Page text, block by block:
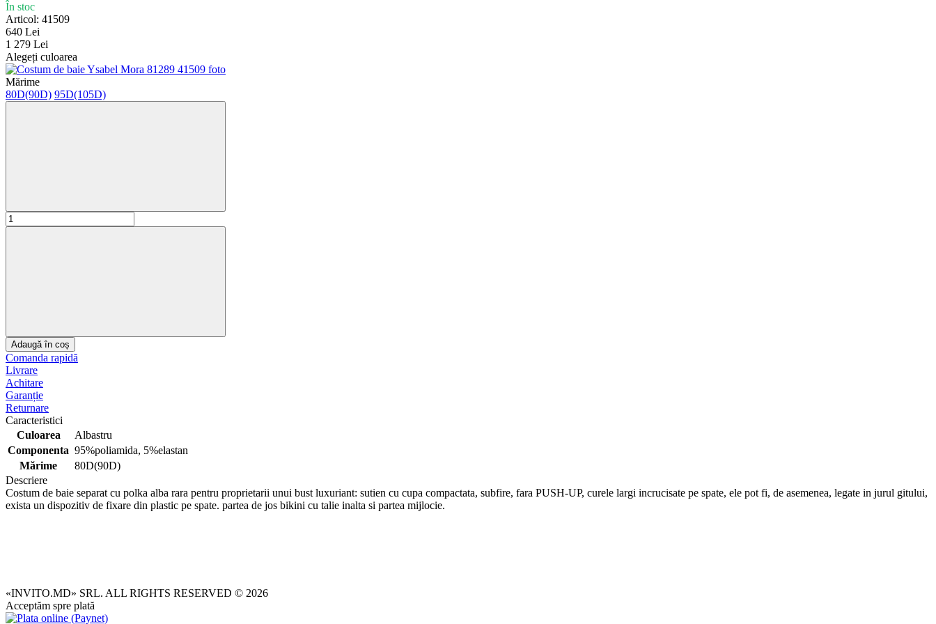
În stoc
Articol: 41509
640 Lei
1 279 Lei
Alegeți culoarea
Mărime
80D(90D) 95D(105D)
Adaugă în coș
Comanda rapidă
Livrare
Achitare
Garanție
Returnare
Caracteristici
Culoarea
Albastru
Componenta 95%poliamida, 5%elastan
Mărime
80D(90D)
Descriere
Costum de baie separat cu polka alba rara pentru proprietarii unui bust luxuriant: sutien cu cupa compactata, subfire, fara PUSH-UP, curele largi incrucisate pe spate, ele pot fi, de asemenea, legate in jurul gitului,
exista un dispozitiv de fixare din plastic pe spate. partea de jos bikini cu talie inalta si partea mijlocie.
«INVITO.MD» SRL. ALL RIGHTS RESERVED © 2026
Acceptăm spre plată